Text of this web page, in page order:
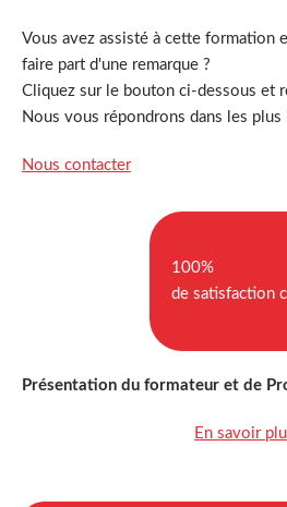
Vous avez assisté à cette formation
faire part d'une remarque ?
Cliquez sur le bouton ci-dessous et
Nous vous répondrons dans les plus
Nous contacter
100%
de satisfaction
Présentation du formateur et de
En savoir